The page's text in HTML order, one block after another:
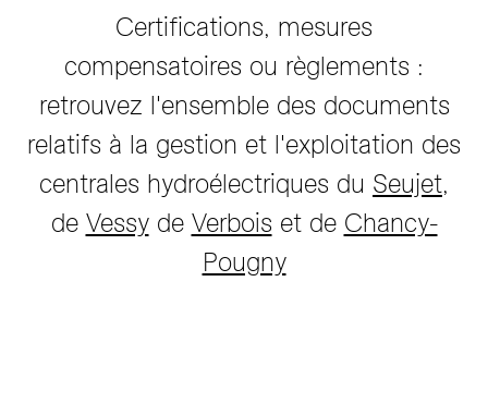
Certifications, mesures
compensatoires ou règlements :
retrouvez l'ensemble des documents
relatifs à la gestion et l'exploitation des
centrales hydroélectriques du Seujet,
de Vessyde Verbois et de Chancy-
Pougny